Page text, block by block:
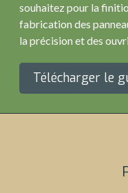
souhaitez pour la
fabrication des
la précision et des
Télécharger le